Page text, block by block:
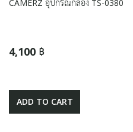
CAMERZ อุปกรณ์กล้อง TS-0380
4,100 ฿
ADD TO CART